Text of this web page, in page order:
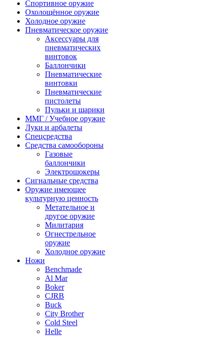
Спортивное оружие
Охолощённое оружие
Холодное оружие
Пневматическое оружие
Аксессуары для
пневматических
винтовок
Баллончики
Пневматические
винтовки
Пневматические
пистолеты
Пульки и шарики
ММГ / Учебное оружие
Луки и арбалеты
Спецсредства
Средства самообороны
Газовые
баллончики
Электрошокеры
Сигнальные средства
Оружие имеющее
культурную ценность
Метательное и
другое оружие
Милитария
Огнестрельное
оружие
Холодное оружие
Ножи
Benchmade
Al Mar
Boker
CJRB
Buck
City Brother
Cold Steel
Helle